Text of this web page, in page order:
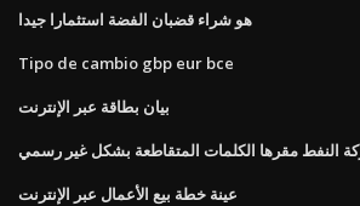
هو شراء قضبان الفضة استثمارا جيدا
Tipo de cambio gbp eur bce
بيان بطاقة عبر الإنترنت
النفط مقرها الكلمات المتقاطعة بشكل غير رسمي
عينة خطة بيع الأعمال عبر الإنترنت